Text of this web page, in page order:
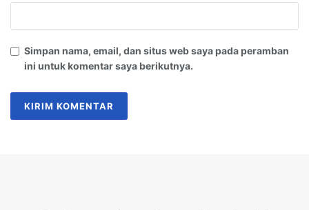
Simpan nama, email, dan situs web saya pada peramban
ini untuk komentar saya berikutnya.